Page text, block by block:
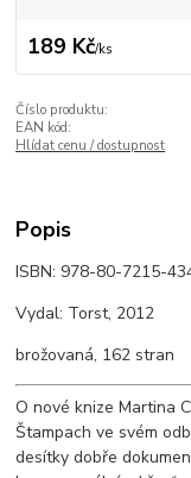
189 Kč/ks
Číslo produktu:
EAN kód:
Hlídat cenu / dostupnost
Popis
ISBN: 978-80-7215-
Vydal: Torst, 2012
brožovaná, 162 stran
O nové knize Martina
Štampach ve svém
desítky dobře